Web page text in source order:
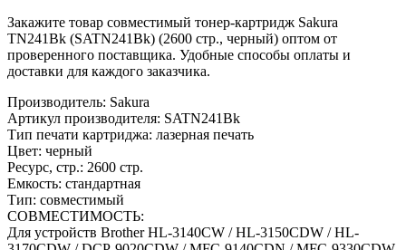
Закажите товар совместимый тонер-картридж Sakura
TN241Bk (SATN241Bk) (2600 стр., черный) оптом от
проверенного поставщика. Удобные способы оплаты и
доставки для каждого заказчика.
Производитель: Sakura
Артикул производителя: SATN241Bk
Тип печати картриджа: лазерная печать
Цвет: черный
Ресурс, стр.: 2600 стр.
Емкость: стандартная
Тип: совместимый
СОВМЕСТИМОСТЬ:
Для устройств Brother HL-3140CW / HL-3150CDW / HL-